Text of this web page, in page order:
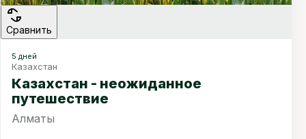
Сравнить
5 дней
Казахстан
Казахстан - неожиданное
путешествие
Алматы